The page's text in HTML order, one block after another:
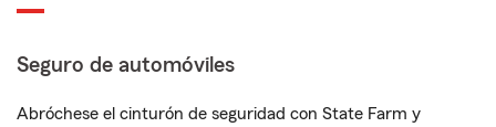
Seguro de automóviles
Abróchese el cinturón de seguridad con State Farm y